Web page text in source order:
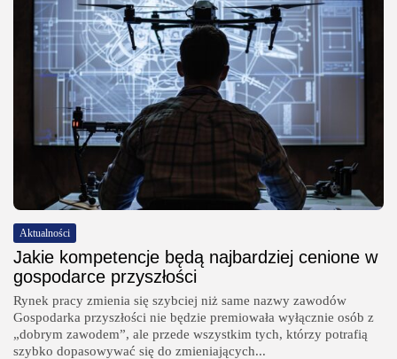
Zoologia/Rolnictwo/Leśnictwo
24 Artykułów
Aktualności
Jakie kompetencje będą najbardziej cenione w
gospodarce przyszłości
Rynek pracy zmienia się szybciej niż same nazwy zawodów
Gospodarka przyszłości nie będzie premiowała wyłącznie osób z
„dobrym zawodem”, ale przede wszystkim tych, którzy potrafią
szybko dopasowywać się do zmieniających...